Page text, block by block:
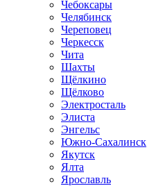
Чебоксары
Челябинск
Череповец
Черкесск
Чита
Шахты
Щёлкино
Щёлково
Электросталь
Элиста
Энгельс
Южно-Сахалинск
Якутск
Ялта
Ярославль